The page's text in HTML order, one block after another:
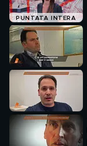
PUNTATA INTERA